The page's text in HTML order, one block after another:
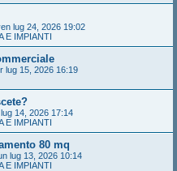
lug 24, 2026 19:02
E IMPIANTI
lug 15, 2026 16:19
14, 2026 17:14
E IMPIANTI
80 mq
lug 13, 2026 10:14
E IMPIANTI